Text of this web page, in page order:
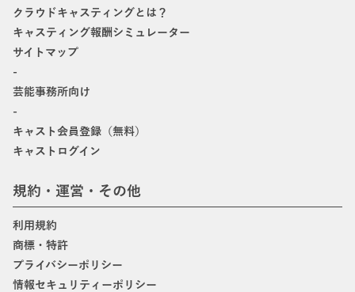
クラウドキャスティングとは？
キャスティング報酬シミュレーター
サイトマップ
-
芸能事務所向け
-
キャスト会員登録（無料）
キャストログイン
規約・運営・その他
利用規約
商標・特許
プライバシーポリシー
情報セキュリティーポリシー